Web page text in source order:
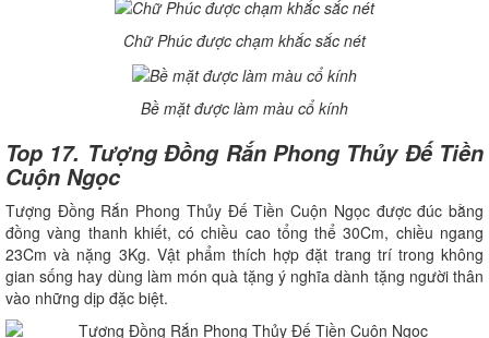
Chữ Phúc được chạm khắc sắc nét
Bề mặt được làm màu cổ kính
Top 17. Tượng Đồng Rắn Phong Thủy Đế Tiền
Cuộn Ngọc
Tượng Đồng Rắn Phong Thủy Đế Tiền Cuộn Ngọc được đúc bằng
đồng vàng thanh khiết, có chiều cao tổng thể 30Cm, chiều ngang
23Cm và nặng 3Kg. Vật phẩm thích hợp đặt trang trí trong không
gian sống hay dùng làm món quà tặng ý nghĩa dành tặng người thân
vào những dịp đặc biệt.